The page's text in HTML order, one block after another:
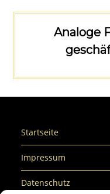
Analoge
Startseite
Impressum
Datenschutz